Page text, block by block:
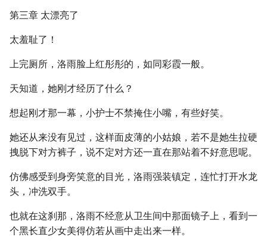
第三章 太漂亮了
太羞耻了！
上完厕所，洛雨脸上红彤彤的，如同彩霞一般。
天知道，她刚才经历了什么？
想起刚才那一幕，小护士不禁掩住小嘴，有些好笑。
她还从来没有见过，这样面皮薄的小姑娘，若不是她生拉硬
拽脱下对方裤子，说不定对方还一直在那站着不好意思呢。
仿佛感受到身旁笑意的目光，洛雨强装镇定，连忙打开水龙
头，冲洗双手。
也就在这刹那，洛雨不经意从卫生间中那面镜子上，看到一
个黑长直少女美得仿若从画中走出来一样。